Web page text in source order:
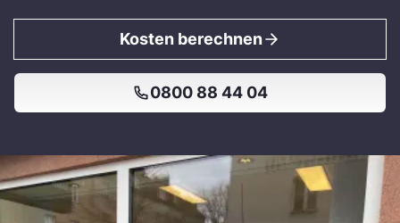
Kosten berechnen
0800 88 44 04